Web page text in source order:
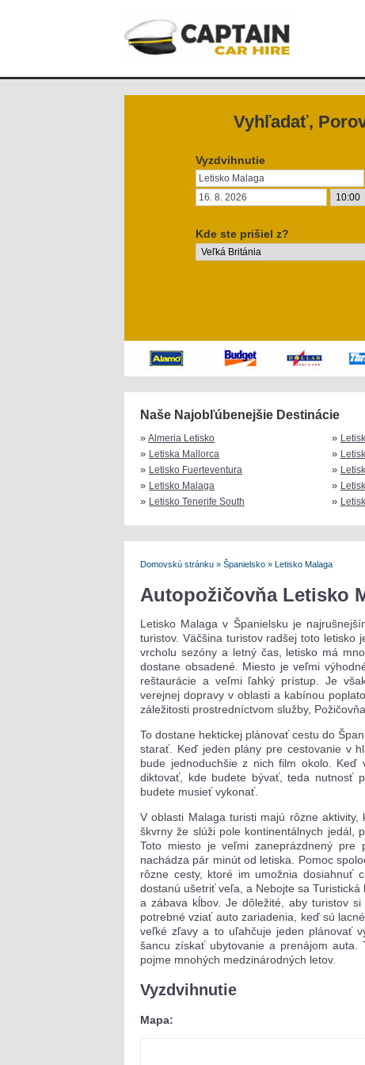
Vyhľadať,
Vyzdvihnutie
Kde ste prišiel z?
Naše Najobľúbenejšie Destinácie
» Almeria Letisko »
» Letiska Mallorca »
» Letisko Fuerteventura »
» Letisko Malaga »
» Letisko Tenerife South »
Domovskú stránku » Španielsko » Letisko Malaga
Autopožičovňa Letisko
Letisko Malaga v Španielsku je
turistov. Väčšina turistov radšej toto letisko
vrcholu sezóny a letný čas, letisko má
dostane obsadené. Miesto je veľmi
reštaurácie a veľmi ľahký prístup. Je
verejnej dopravy v oblasti a kabínou
záležitosti prostredníctvom služby,
To dostane hektickej plánovať cestu do
starať. Keď jeden plány pre cestovanie v
bude jednoduchšie z nich film okolo.
diktovať, kde budete bývať, teda nutnosť
budete musieť vykonať.
V oblasti Malaga turisti majú rôzne
škvrny že slúži pole kontinentálnych jedál,
Toto miesto je veľmi zaneprázdnený
nachádza pár minút od letiska. Pomoc
rôzne cesty, ktoré im umožnia dosiahnuť
dostanú ušetriť veľa, a Nebojte sa
a zábava kĺbov. Je dôležité, aby turistov
potrebné vziať auto zariadenia, keď sú
veľké zľavy a to uľahčuje jeden plánovať
šancu získať ubytovanie a prenájom
pojme mnohých medzinárodných letov.
Vyzdvihnutie
Mapa: